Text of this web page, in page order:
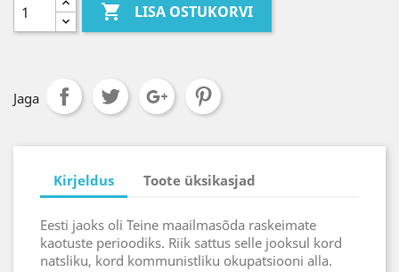
 LISA OSTUKORVI
Jaga
Kirjeldus Toote üksikasjad
Eesti jaoks oli Teine maailmasõda raskeimate
kaotuste perioodiks. Riik sattus selle jooksul kord
natsliku, kord kommunistliku okupatsiooni alla.